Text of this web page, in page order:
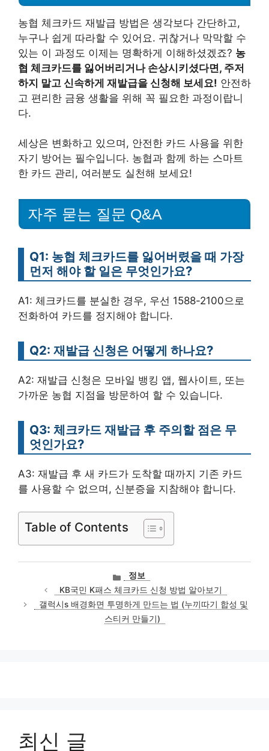
농협 체크카드 재발급 방법은 생각보다 간단하고,
누구나 쉽게 따라할 수 있어요. 귀찮거나 막막할 수
있는 이 과정도 이제는 명확하게 이해하셨겠죠? 농
협 체크카드를 잃어버리거나 손상시키셨다면, 주저
하지 말고 신속하게 재발급을 신청해 보세요! 안전하
고 편리한 금융 생활을 위해 꼭 필요한 과정이랍니
다.
세상은 변화하고 있으며, 안전한 카드 사용을 위한
자기 방어는 필수입니다. 농협과 함께 하는 스마트
한 카드 관리, 여러분도 실천해 보세요!
자주 묻는 질문 Q&A
Q1: 농협 체크카드를 잃어버렸을 때 가장
먼저 해야 할 일은 무엇인가요?
A1: 체크카드를 분실한 경우, 우선 1588-2100으로
전화하여 카드를 정지해야 합니다.
Q2: 재발급 신청은 어떻게 하나요?
A2: 재발급 신청은 모바일 뱅킹 앱, 웹사이트, 또는
가까운 농협 지점을 방문하여 할 수 있습니다.
Q3: 체크카드 재발급 후 주의할 점은 무
엇인가요?
A3: 재발급 후 새 카드가 도착할 때까지 기존 카드
를 사용할 수 없으며, 신분증을 지참해야 합니다.
Table of Contents
카
테
고
리
정보
KB국민 K패스 체크카드 신청 방법 알아보기
갤럭시s 배경화면 투명하게 만드는 법 (누끼따기 합성 및
스티커 만들기)
최신 글